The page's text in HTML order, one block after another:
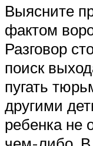
Выясните
фактом
Разговор
поиск
пугать
другими
ребенка не